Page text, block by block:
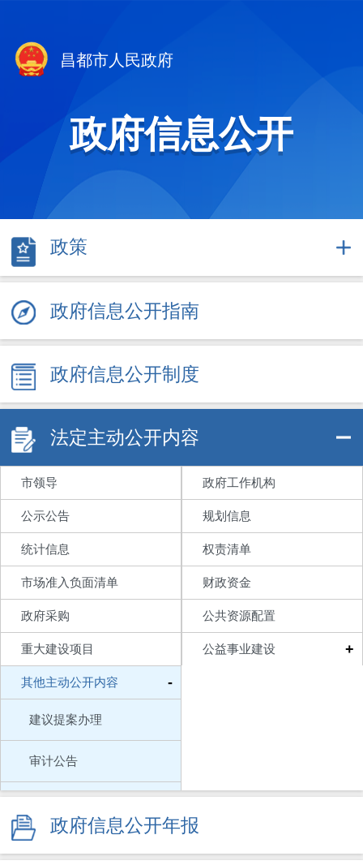
昌都市人民政府
政府信息公开
政策
政府信息公开指南
政府信息公开制度
法定主动公开内容
市领导 政府工作机构
公示公告 规划信息
统计信息 权责清单
市场准入负面清单 财政资金
政府采购 公共资源配置
重大建设项目 公益事业建设 +
其他主动公开内容 -
建议提案办理
审计公告
政府工作报告
政府信息公开年报